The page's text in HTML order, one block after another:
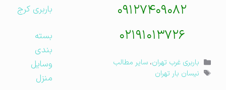
۰۹۱۲۷۴۰۹۰۸۲
۰۲۱۹۱۰۱۳۷۲۶
دسته‌ها
باربری غرب تهران ،سایر مطالب
برچسب‌ها
نیسان بار تهران
باربری کرج
بسته
بندی
وسایل
منزل